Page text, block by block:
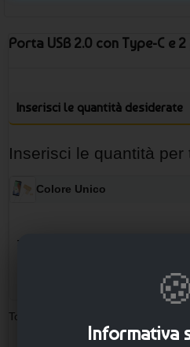
Porta USB 2.0 con Type-C e
Inserisci le quantità desiderate
Inserisci le quantità per
Colore Unico
TAGLIA UNICA
Totale pezzi:
Informativa